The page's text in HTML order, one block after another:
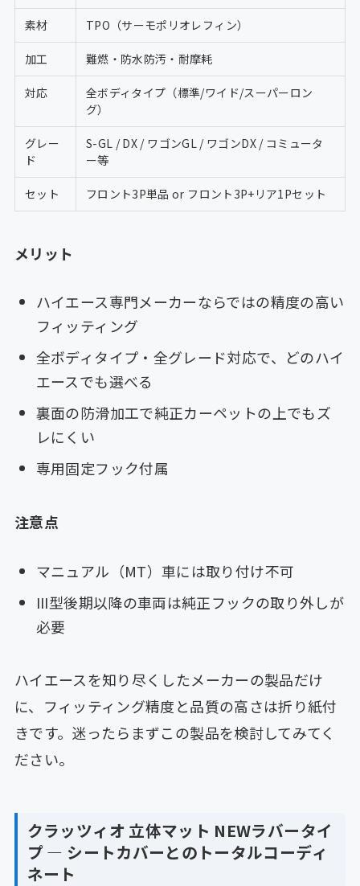
素材 TPO（サーモポリオレフィン）
加工 難燃・防水防汚・耐摩耗
対応
全ボディタイプ（標準/ワイド/スーパーロン
グ）
グレー
ド
S-GL / DX / ワゴンGL / ワゴンDX / コミュータ
ー等
セット フロント3P単品 or フロント3P+リア1Pセット
メリット
ハイエース専門メーカーならではの精度の高い
フィッティング
全ボディタイプ・全グレード対応で、どのハイ
エースでも選べる
裏面の防滑加工で純正カーペットの上でもズ
レにくい
専用固定フック付属
注意点
マニュアル（MT）車には取り付け不可
III型後期以降の車両は純正フックの取り外しが
必要
ハイエースを知り尽くしたメーカーの製品だけ
に、フィッティング精度と品質の高さは折り紙付
きです。迷ったらまずこの製品を検討してみてく
ださい。
クラッツィオ 立体マット NEWラバータイ
プ ― シートカバーとのトータルコーディ
ネート